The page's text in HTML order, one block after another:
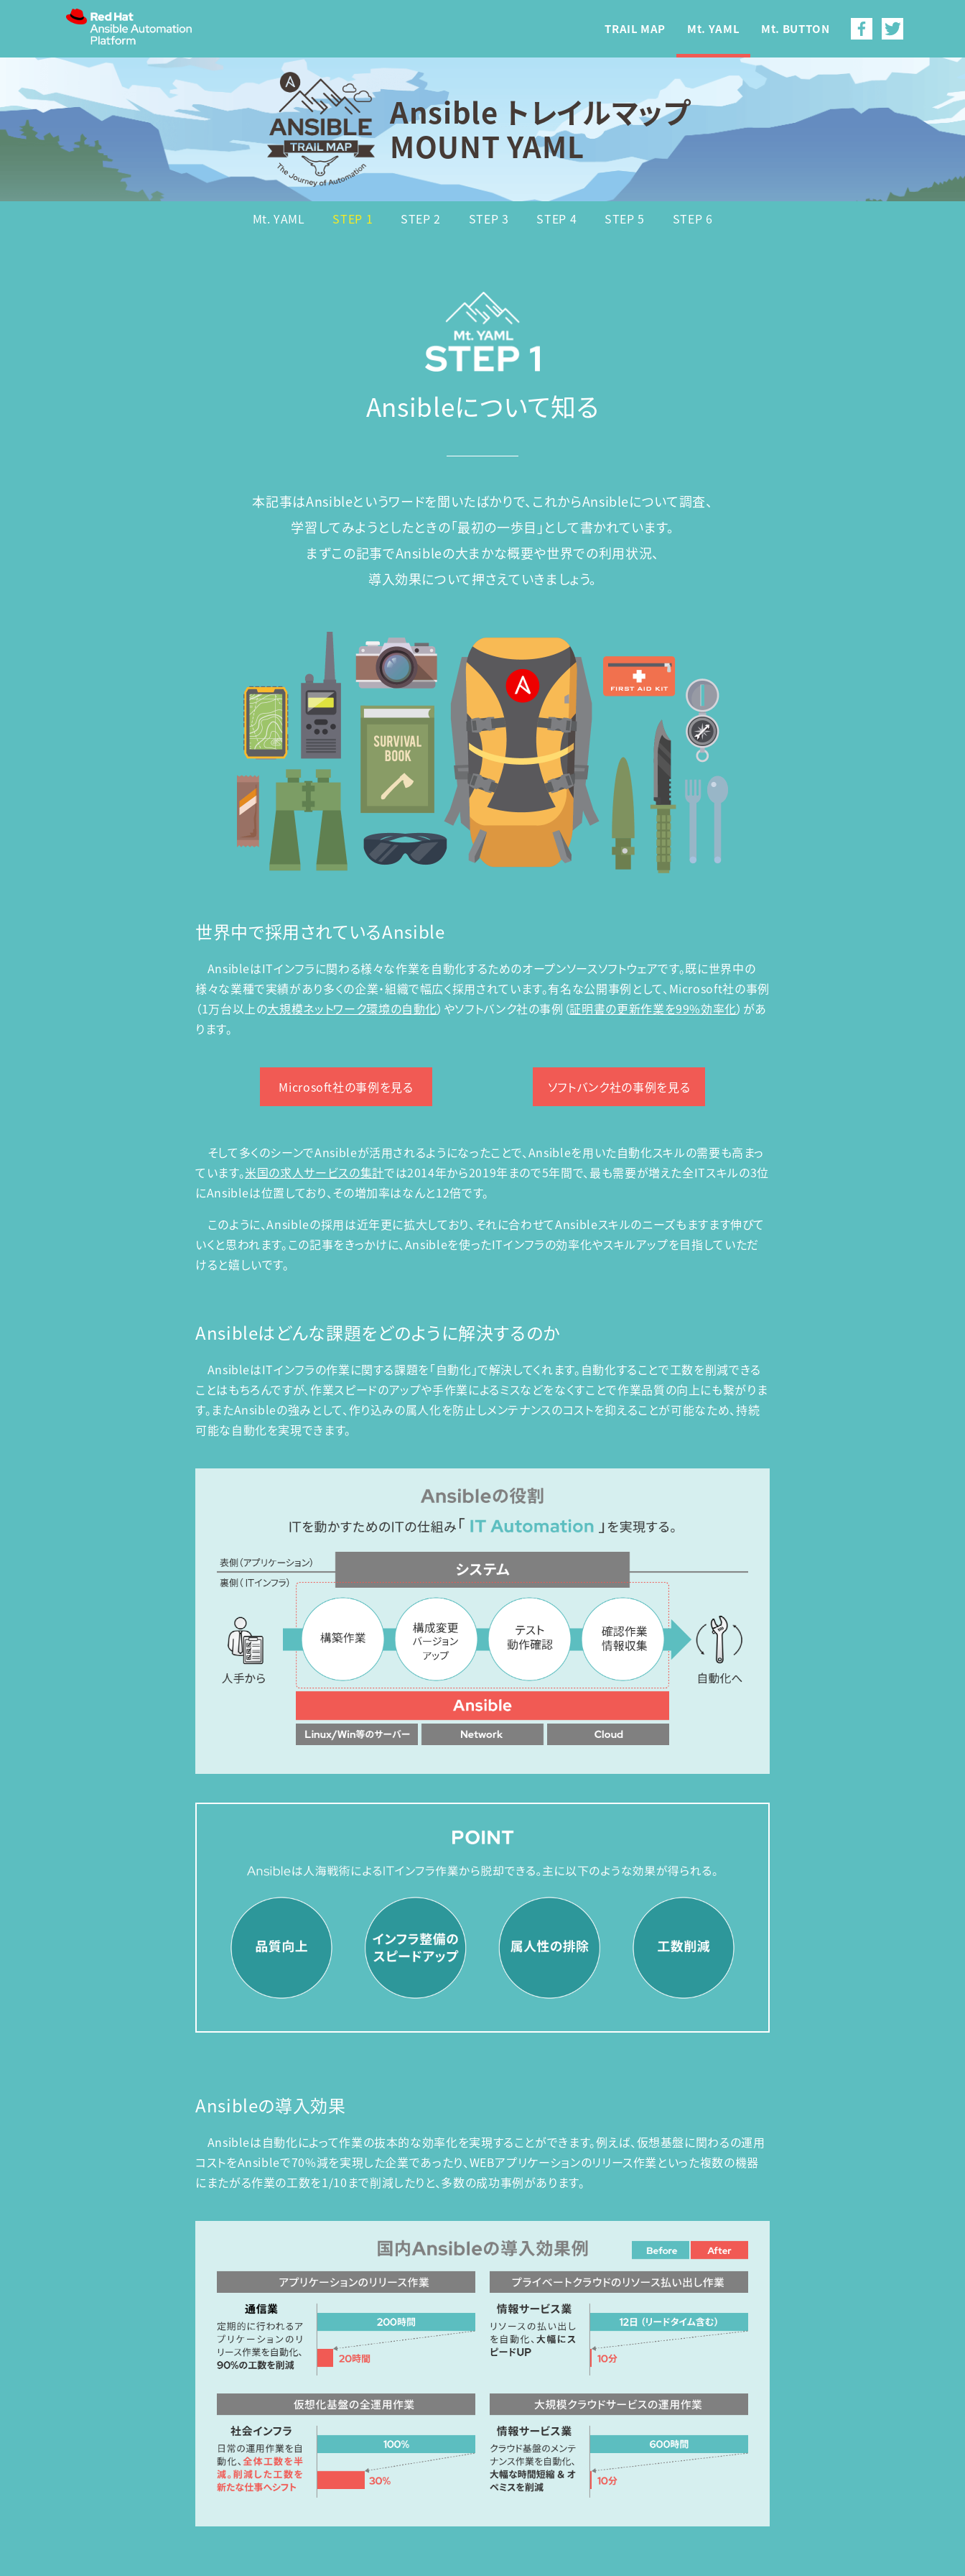
TRAIL MAP Mt. YAML Mt. BUTTON
Ansible トレイルマップ
MOUNT YAML
Mt. YAML STEP 1 STEP 2 STEP 3 STEP 4 STEP 5 STEP 6
Ansibleについて知る
本記事はAnsibleというワードを聞いたばかりで、これからAnsibleについて調査、
学習してみようとしたときの「最初の一歩目」として書かれています。
まずこの記事でAnsibleの大まかな概要や世界での利用状況、
導入効果について押さえていきましょう。
世界中で採用されているAnsible
AnsibleはITインフラに関わる様々な作業を自動化するためのオープンソースソフトウェアです。既に世界中の
様々な業種で実績があり多くの企業・組織で幅広く採用されています。有名な公開事例として、Microsoft社の事例
（1万台以上の大規模ネットワーク環境の自動化）やソフトバンク社の事例（証明書の更新作業を99%効率化）があ
ります。
Microsoft社の事例を見る ソフトバンク社の事例を見る
そして多くのシーンでAnsibleが活用されるようになったことで、Ansibleを用いた自動化スキルの需要も高まっ
ています。米国の求人サービスの集計では2014年から2019年まので5年間で、最も需要が増えた全ITスキルの3位
にAnsibleは位置しており、その増加率はなんと12倍です。
このように、Ansibleの採用は近年更に拡大しており、それに合わせてAnsibleスキルのニーズもますます伸びて
いくと思われます。この記事をきっかけに、Ansibleを使ったITインフラの効率化やスキルアップを目指していただ
けると嬉しいです。
Ansibleはどんな課題をどのように解決するのか
AnsibleはITインフラの作業に関する課題を「自動化」で解決してくれます。自動化することで工数を削減できる
ことはもちろんですが、作業スピードのアップや手作業によるミスなどをなくすことで作業品質の向上にも繋がりま
す。またAnsibleの強みとして、作り込みの属人化を防止しメンテナンスのコストを抑えることが可能なため、持続
可能な自動化を実現できます。
Ansibleの導入効果
Ansibleは自動化によって作業の抜本的な効率化を実現することができます。例えば、仮想基盤に関わるの運用
コストをAnsibleで70%減を実現した企業であったり、WEBアプリケーションのリリース作業といった複数の機器
にまたがる作業の工数を1/10まで削減したりと、多数の成功事例があります。